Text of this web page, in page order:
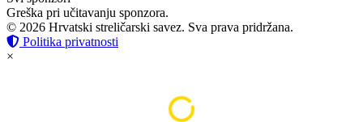
Greška pri učitavanju sponzora.
© 2026 Hrvatski streličarski savez. Sva prava pridržana.
Politika privatnosti
×